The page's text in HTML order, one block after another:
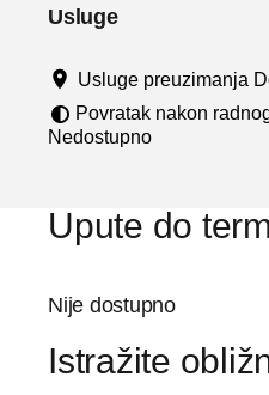
u
Usluge
Usluge preuzimanja
Povratak nakon
Nedostupno
Upute do
Nije dostupno
Istražite